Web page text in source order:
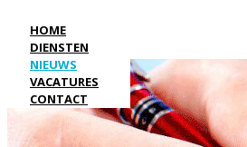
HOME
DIENSTEN
NIEUWS
VACATURES
CONTACT